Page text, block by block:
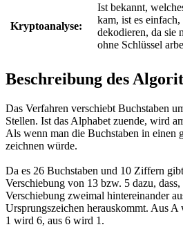
Kryptoanalyse:
Ist bekannt,
kam, ist es
dekodieren, da sie
ohne Schlüssel
Beschreibung des
Das Verfahren verschiebt Buchstaben
Stellen. Ist das Alphabet zuende, wird
Als wenn man die Buchstaben in einen
zeichnen würde.
Da es 26 Buchstaben und 10 Ziffern
Verschiebung von 13 bzw. 5 dazu,
Verschiebung zweimal hintereinander
Ursprungszeichen herauskommt. Aus
1 wird 6, aus 6 wird 1.